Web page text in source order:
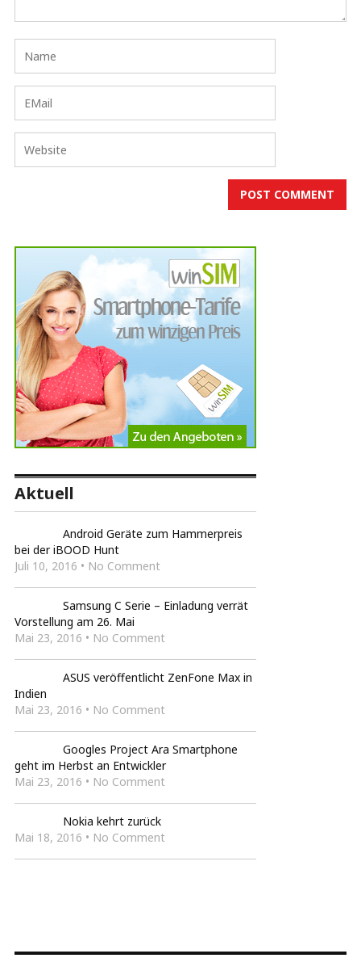
Aktuell
Android Geräte zum Hammerpreis
bei der iBOOD Hunt
Juli 10, 2016 • No Comment
Samsung C Serie – Einladung verrät
Vorstellung am 26. Mai
Mai 23, 2016 • No Comment
ASUS veröffentlicht ZenFone Max in
Indien
Mai 23, 2016 • No Comment
Googles Project Ara Smartphone
geht im Herbst an Entwickler
Mai 23, 2016 • No Comment
Nokia kehrt zurück
Mai 18, 2016 • No Comment